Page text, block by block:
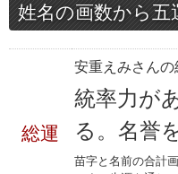
姓名の画数から五
総運
安重えみさんの
統率力が
る。名誉
苗字と名前の合計